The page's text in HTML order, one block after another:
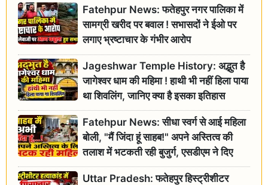
Fatehpur News: फतेहपुर नगर पालिका में
सामग्री खरीद पर बवाल ! सभासदों ने ईओ पर
लगाए भ्रष्टाचार के गंभीर आरोप
Jageshwar Temple History: अद्भुत है
जागेश्वर धाम की महिमा ! हाथी भी नहीं हिला पाया
था शिवलिंग, जानिए क्या है इसका इतिहास
Fatehpur News: सीधा स्वर्ग से आई महिला
बोली, "मैं जिंदा हूं साहब!" अपने अस्तित्व की
तलाश में भटकती रही बुजुर्ग, एसडीएम ने दिए
जांच के आदेश
Uttar Pradesh: फतेहपुर हिस्ट्रीशीटर